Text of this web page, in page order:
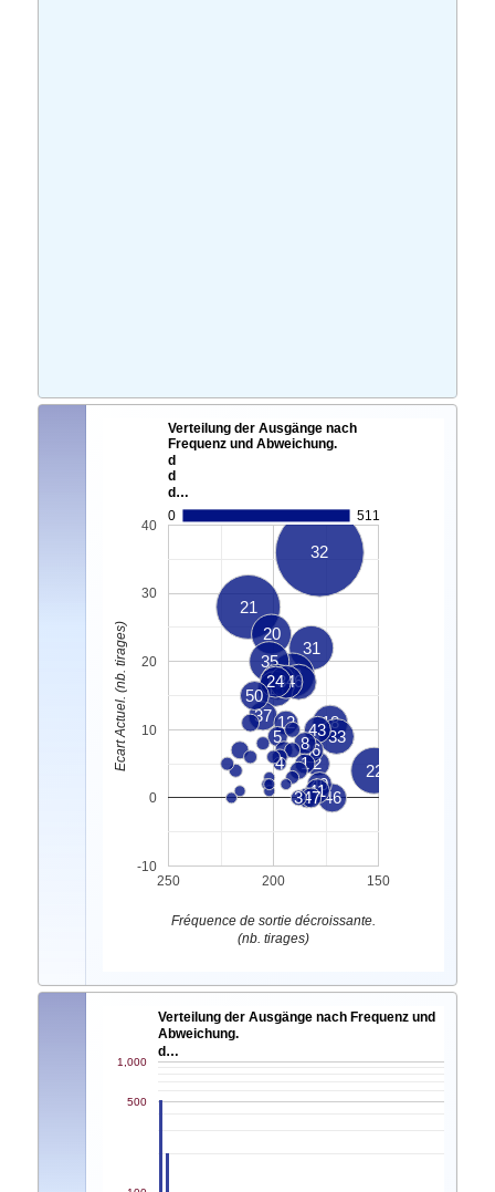
Verteilung der Ausgänge nach
Frequenz und Abweichung.
d
d
d…
0
511
32
21
22
31
39
20
35
6
7
15
18
33
34
24
37
46
50
43
2
12
36
40
41
8
1
5
9
47
3
4
250 200 150
-10
0
10
20
30
40
Fréquence de sortie décroissante.
(nb. tirages)
Ecart Actuel. (nb. tirages)
Verteilung der Ausgänge nach Frequenz und
Abweichung.
d…
500
1,000